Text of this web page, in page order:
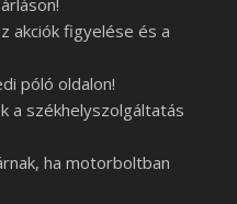
akciók figyelése és a
póló oldalon!
a székhelyszolgáltatás
ha motorboltban